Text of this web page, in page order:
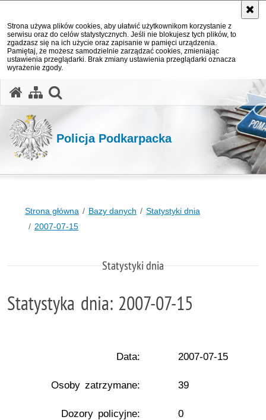
Strona używa plików cookies, aby ułatwić użytkownikom korzystanie z
serwisu oraz do celów statystycznych. Jeśli nie blokujesz tych plików, to
zgadzasz się na ich użycie oraz zapisanie w pamięci urządzenia.
Pamiętaj, że możesz samodzielnie zarządzać cookies, zmieniając
ustawienia przeglądarki. Brak zmiany ustawienia przeglądarki oznacza
wyrażenie zgody.
Policja Podkarpacka
Strona główna Bazy danych
Statystyki dnia
2007-07-15
Statystyki dnia
Statystyka dnia: 2007-07-15
Data: 2007-07-15
Osoby zatrzymane: 39
Dozory policyjne: 0